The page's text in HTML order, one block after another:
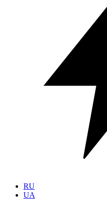
RU
UA